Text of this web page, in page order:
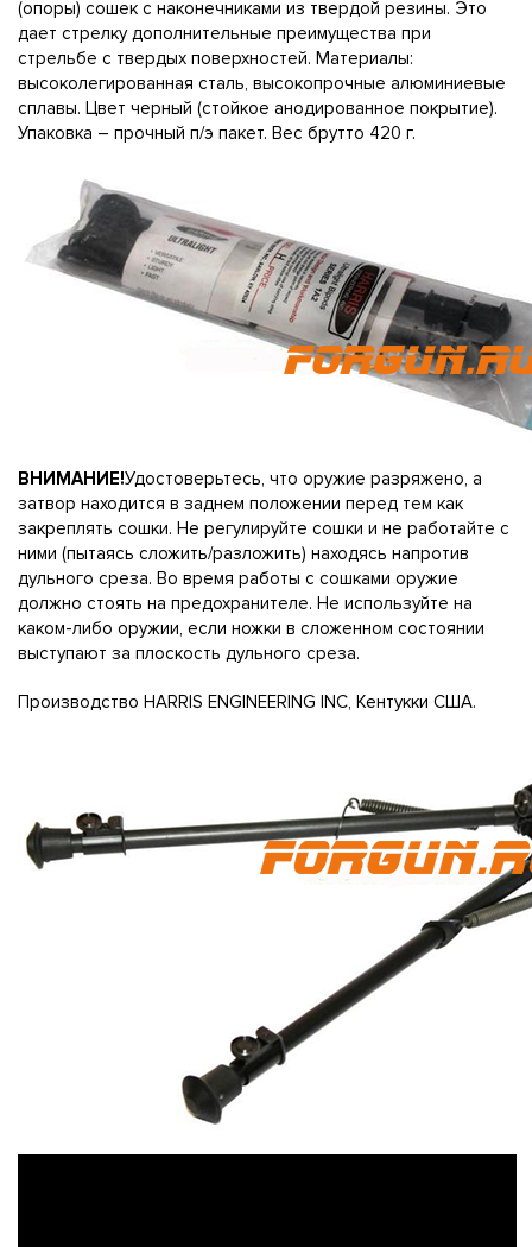
(опоры) сошек с наконечниками из твердой резины. Это
дает стрелку дополнительные преимущества при
стрельбе с твердых поверхностей. Материалы:
высоколегированная сталь, высокопрочные алюминиевые
сплавы. Цвет черный (стойкое анодированное покрытие).
Упаковка – прочный п/э пакет. Вес брутто 420 г.
ВНИМАНИЕ!Удостоверьтесь, что оружие разряжено, а
затвор находится в заднем положении перед тем как
закреплять сошки. Не регулируйте сошки и не работайте с
ними (пытаясь сложить/разложить) находясь напротив
дульного среза. Во время работы с сошками оружие
должно стоять на предохранителе. Не используйте на
каком-либо оружии, если ножки в сложенном состоянии
выступают за плоскость дульного среза.
Производство HARRIS ENGINEERING INC, Кентукки США.